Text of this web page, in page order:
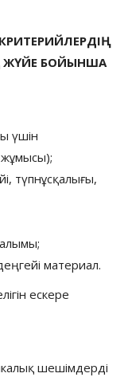
ЖҮЙЕ БОЙЫНША
үшін
түпнұсқалығы,
материал.
ескере
шешімдерді